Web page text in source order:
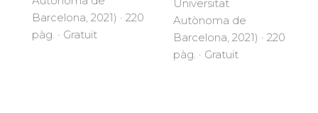
Barcelona, 2021) · 220
pàg. · Gratuït
Universitat
Autònoma de
Barcelona, 2021) · 220
pàg. · Gratuït